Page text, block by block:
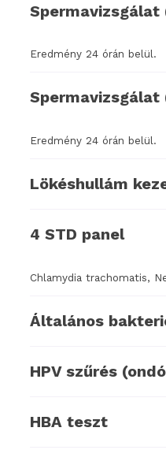
Spermavizsgálat
Eredmény 24 órán belül.
Spermavizsgálat
Eredmény 24 órán belül.
Lökéshullám
4 STD panel
Chlamydia trachomatis,
Általános
HPV szűrés
HBA teszt